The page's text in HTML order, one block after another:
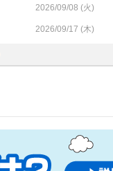
2026/09/08 (火)
2026/09/17 (木)